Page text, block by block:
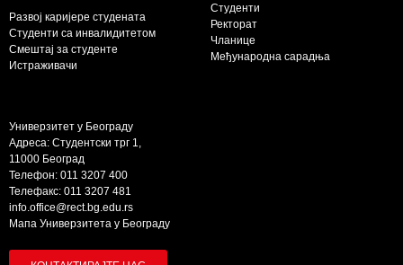
Развој каријере студената
Студенти са инвалидитетом
Смештај за студенте
Истраживачи
Студенти
Ректорат
Чланице
Међународна сарадња
Универзитет у Београду
Адреса: Студентски трг 1,
11000 Београд
Телефон: 011 3207 400
Телефакс: 011 3207 481
info.office@rect.bg.edu.rs
Мапа Универзитета у Београду